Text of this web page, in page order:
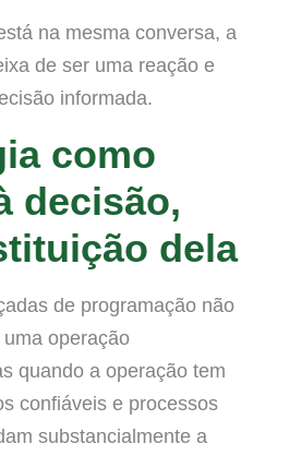
na mesma conversa, a
de ser uma reação e
informada.
como
decisão,
dela
de programação não
operação
quando a operação tem
confiáveis e processos
substancialmente a